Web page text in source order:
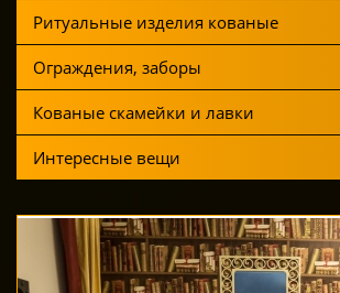
Ритуальные изделия кованые
Ограждения, заборы
Кованые скамейки и лавки
Интересные вещи